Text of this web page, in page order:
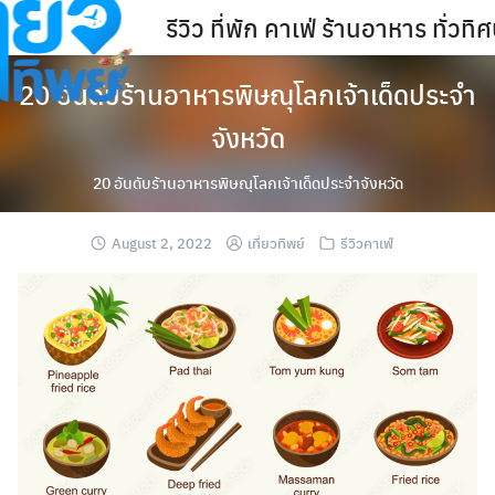
Skip
to
content
รีวิว ที่พัก คาเฟ่ ร้านอาหาร ทั่วทิศ
20 อันดับร้านอาหารพิษณุโลกเจ้าเด็ดประจำ
จังหวัด
20 อันดับร้านอาหารพิษณุโลกเจ้าเด็ดประจำจังหวัด
August 2, 2022 เที่ยวทิพย์ รีวิวคาเฟ่